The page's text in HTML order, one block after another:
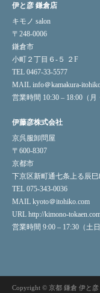
伊と彦 鎌倉店
キモノ salon
〒248-0006
鎌倉市
小町２丁目６-５ ２F
TEL 0467-33-5577
MAIL info＠kamakura-
営業時間 10:30 – 18:00（
伊藤彦株式会社
京呉服卸問屋
〒600-8307
京都市
下京区新町通七条上る辰巳
TEL 075-343-0036
MAIL kyoto＠itohiko.com
URL http://kimono-
営業時間 9:00 – 17:30（土
Copyright © 京都 鎌倉 伊と彦